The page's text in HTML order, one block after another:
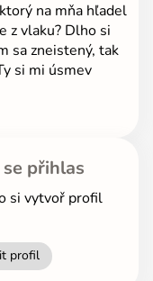
na mňa hľadel
z vlaku? Dlho si
sa zneistený, tak
si mi úsmev
přihlas
si vytvoř profil
profil